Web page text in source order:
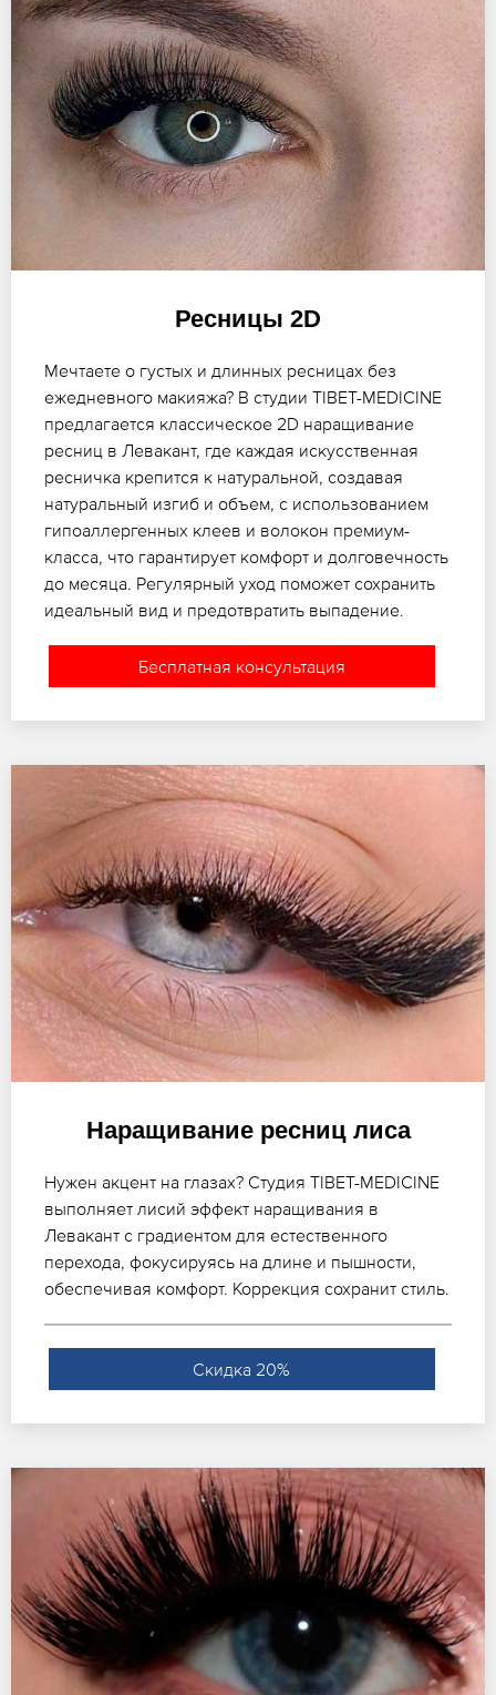
Ресницы 2D
Мечтаете о густых и длинных ресницах без
ежедневного макияжа? В студии TIBET-MEDICINE
предлагается классическое 2D наращивание
ресниц в Левакант, где каждая искусственная
ресничка крепится к натуральной, создавая
натуральный изгиб и объем, с использованием
гипоаллергенных клеев и волокон премиум-
класса, что гарантирует комфорт и долговечность
до месяца. Регулярный уход поможет сохранить
идеальный вид и предотвратить выпадение.
Бесплатная консультация
Наращивание ресниц лиса
Нужен акцент на глазах? Студия TIBET-MEDICINE
выполняет лисий эффект наращивания в
Левакант с градиентом для естественного
перехода, фокусируясь на длине и пышности,
обеспечивая комфорт. Коррекция сохранит стиль.
Скидка 20%